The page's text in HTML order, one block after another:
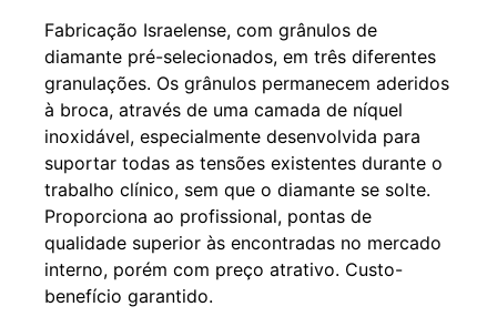
Fabricação Israelense, com grânulos de
diamante pré-selecionados, em três diferentes
granulações. Os grânulos permanecem aderidos
à broca, através de uma camada de níquel
inoxidável, especialmente desenvolvida para
suportar todas as tensões existentes durante o
trabalho clínico, sem que o diamante se solte.
Proporciona ao profissional, pontas de
qualidade superior às encontradas no mercado
interno, porém com preço atrativo. Custo-
benefício garantido.